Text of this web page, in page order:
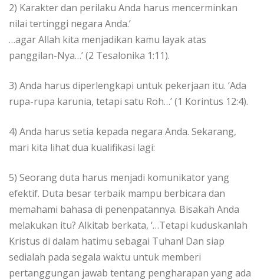
2) Karakter dan perilaku Anda harus mencerminkan
nilai tertinggi negara Anda.’
…agar Allah kita menjadikan kamu layak atas
panggilan-Nya…’ (2 Tesalonika 1:11).
3) Anda harus diperlengkapi untuk pekerjaan itu. ‘Ada
rupa-rupa karunia, tetapi satu Roh…’ (1 Korintus 12:4).
4) Anda harus setia kepada negara Anda. Sekarang,
mari kita lihat dua kualifikasi lagi:
5) Seorang duta harus menjadi komunikator yang
efektif. Duta besar terbaik mampu berbicara dan
memahami bahasa di penenpatannya. Bisakah Anda
melakukan itu? Alkitab berkata, ‘…Tetapi kuduskanlah
Kristus di dalam hatimu sebagai Tuhan! Dan siap
sedialah pada segala waktu untuk memberi
pertanggungan jawab tentang pengharapan yang ada